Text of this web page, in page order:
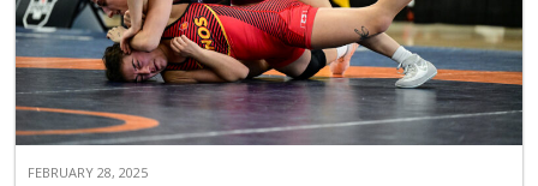
FEBRUARY 28, 2025